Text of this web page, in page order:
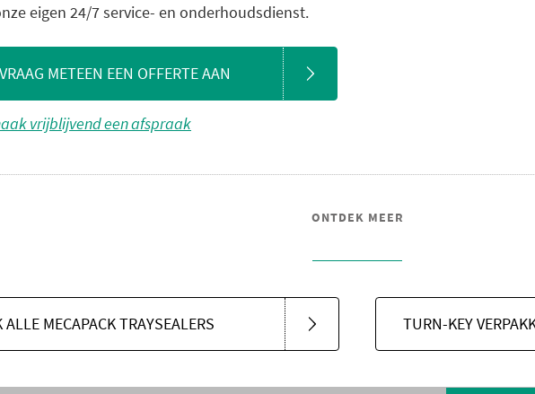
eigen 24/7 service- en onderhoudsdienst.
VRAAG METEEN EEN OFFERTE AAN
vrijblijvend een afspraak
ONTDEK MEER
MECAPACK TRAYSEALERS TURN-KEY